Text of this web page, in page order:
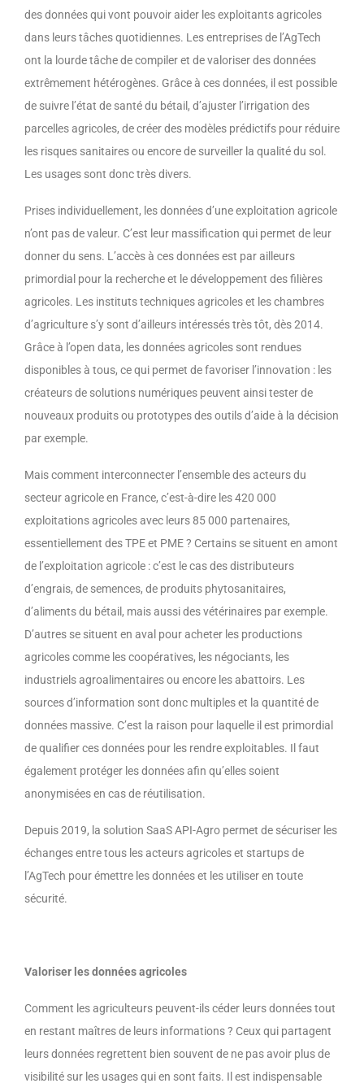
des données qui vont pouvoir aider les exploitants agricoles
dans leurs tâches quotidiennes. Les entreprises de l’AgTech
ont la lourde tâche de compiler et de valoriser des données
extrêmement hétérogènes. Grâce à ces données, il est possible
de suivre l’état de santé du bétail, d’ajuster l’irrigation des
parcelles agricoles, de créer des modèles prédictifs pour réduire
les risques sanitaires ou encore de surveiller la qualité du sol.
Les usages sont donc très divers.
Prises individuellement, les données d’une exploitation agricole
n’ont pas de valeur. C’est leur massification qui permet de leur
donner du sens. L’accès à ces données est par ailleurs
primordial pour la recherche et le développement des filières
agricoles. Les instituts techniques agricoles et les chambres
d’agriculture s’y sont d’ailleurs intéressés très tôt, dès 2014.
Grâce à l’open data, les données agricoles sont rendues
disponibles à tous, ce qui permet de favoriser l’innovation : les
créateurs de solutions numériques peuvent ainsi tester de
nouveaux produits ou prototypes des outils d’aide à la décision
par exemple.
Mais comment interconnecter l’ensemble des acteurs du
secteur agricole en France, c’est-à-dire les 420 000
exploitations agricoles avec leurs 85 000 partenaires,
essentiellement des TPE et PME ? Certains se situent en amont
de l’exploitation agricole : c’est le cas des distributeurs
d’engrais, de semences, de produits phytosanitaires,
d’aliments du bétail, mais aussi des vétérinaires par exemple.
D’autres se situent en aval pour acheter les productions
agricoles comme les coopératives, les négociants, les
industriels agroalimentaires ou encore les abattoirs. Les
sources d’information sont donc multiples et la quantité de
données massive. C’est la raison pour laquelle il est primordial
de qualifier ces données pour les rendre exploitables. Il faut
également protéger les données afin qu’elles soient
anonymisées en cas de réutilisation.
Depuis 2019, la solution SaaS API-Agro permet de sécuriser les
échanges entre tous les acteurs agricoles et startups de
l’AgTech pour émettre les données et les utiliser en toute
sécurité.
Valoriser les données agricoles
Comment les agriculteurs peuvent-ils céder leurs données tout
en restant maîtres de leurs informations ? Ceux qui partagent
leurs données regrettent bien souvent de ne pas avoir plus de
visibilité sur les usages qui en sont faits. Il est indispensable